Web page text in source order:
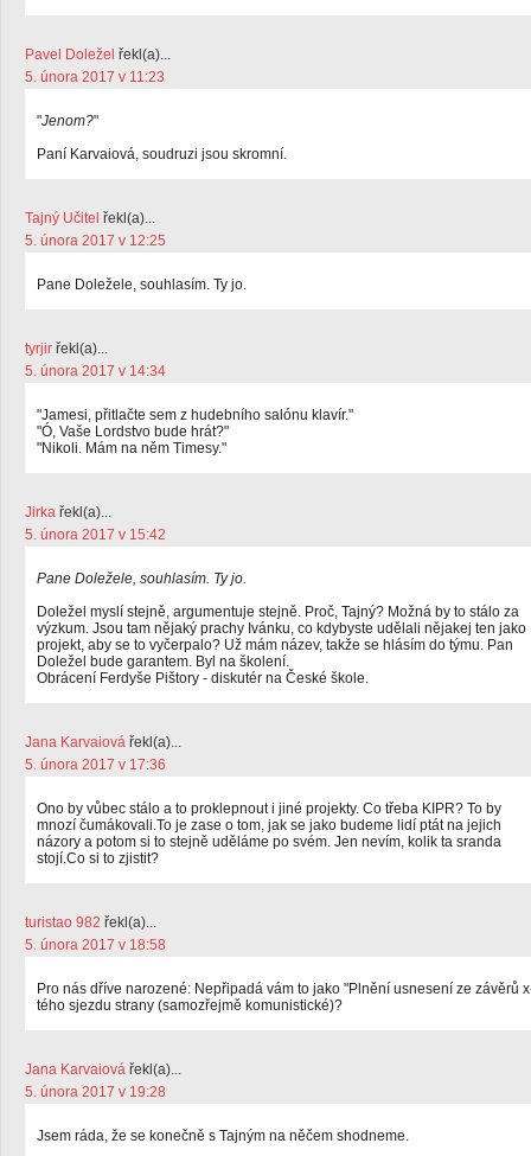
Pavel Doležel řekl(a)...
5. února 2017 v 11:23
"Jenom?"
Paní Karvaiová, soudruzi jsou skromní.
Tajný Učitel řekl(a)...
5. února 2017 v 12:25
Pane Doležele, souhlasím. Ty jo.
tyrjir řekl(a)...
5. února 2017 v 14:34
"Jamesi, přitlačte sem z hudebního salónu klavír."
"Ó, Vaše Lordstvo bude hrát?"
"Nikoli. Mám na něm Timesy."
Jirka řekl(a)...
5. února 2017 v 15:42
Pane Doležele, souhlasím. Ty jo.
Doležel myslí stejně, argumentuje stejně. Proč, Tajný? Možná by to stálo za
výzkum. Jsou tam nějaký prachy Ivánku, co kdybyste udělali nějakej ten jako
projekt, aby se to vyčerpalo? Už mám název, takže se hlásím do týmu. Pan
Doležel bude garantem. Byl na školení.
Obrácení Ferdyše Pištory - diskutér na České škole.
Jana Karvaiová řekl(a)...
5. února 2017 v 17:36
Ono by vůbec stálo a to proklepnout i jiné projekty. Co třeba KIPR? To by
mnozí čumákovali.To je zase o tom, jak se jako budeme lidí ptát na jejich
názory a potom si to stejně uděláme po svém. Jen nevím, kolik ta sranda
stojí.Co si to zjistit?
turistao 982 řekl(a)...
5. února 2017 v 18:58
Pro nás dříve narozené: Nepřipadá vám to jako "Plnění usnesení ze závěrů
tého sjezdu strany (samozřejmě komunistické)?
Jana Karvaiová řekl(a)...
5. února 2017 v 19:28
Jsem ráda, že se konečně s Tajným na něčem shodneme.